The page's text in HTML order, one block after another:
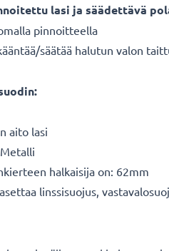
lasi ja säädettävä
pinnoitteella
säätää halutun valon
aito lasi
halkaisija on: 62mm
linssisuojus,